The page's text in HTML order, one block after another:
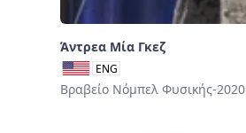
Άντρεα Μία Γκεζ
ENG
Βραβείο Νόμπελ Φυσικής-2020